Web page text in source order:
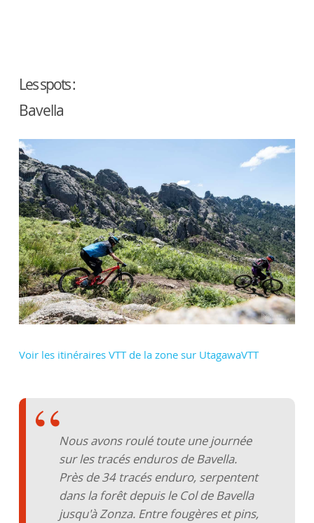
Les spots :
Bavella
Voir les itinéraires VTT de la zone sur UtagawaVTT
Nous avons roulé toute une journée
sur les tracés enduros de Bavella.
Près de 34 tracés enduro, serpentent
dans la forêt depuis le Col de Bavella
jusqu'à Zonza. Entre fougères et pins,